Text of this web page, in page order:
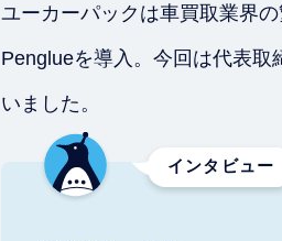
ユーカーパックは車買取業界
Penglueを導入。今回は代表
いました。
インタビュー